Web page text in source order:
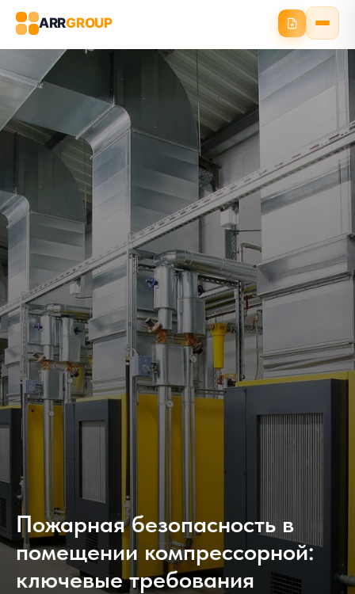
ARRGROUP
Пожарная безопасность в
помещении компрессорной:
ключевые требования